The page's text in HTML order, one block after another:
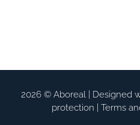
2026 © Aboreal | Designed
protection
Terms